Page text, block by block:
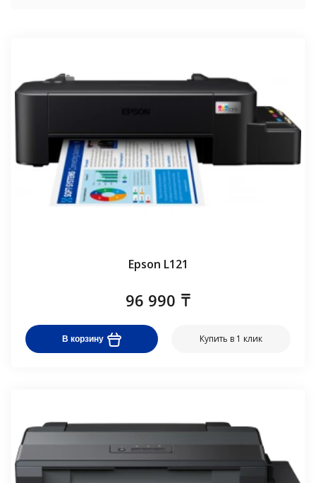
Epson L121
96 990
В корзину Купить в 1 клик